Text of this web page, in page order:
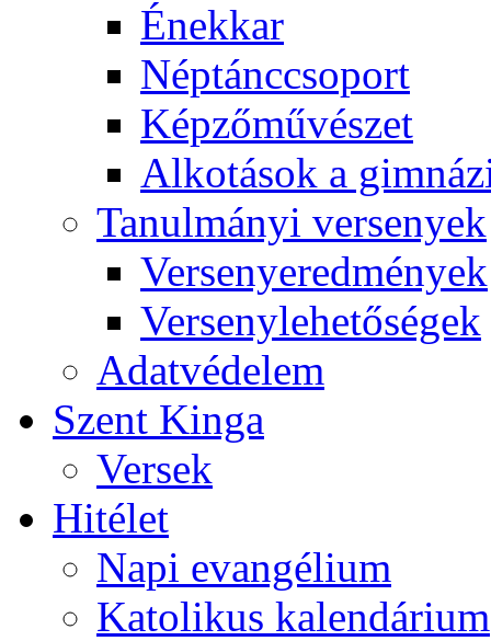
Énekkar
Néptánccsoport
Képzőművészet
Alkotások a
Tanulmányi versenyek
Versenyeredmények
Versenylehetőségek
Adatvédelem
Szent Kinga
Versek
Hitélet
Napi evangélium
Katolikus kalendárium